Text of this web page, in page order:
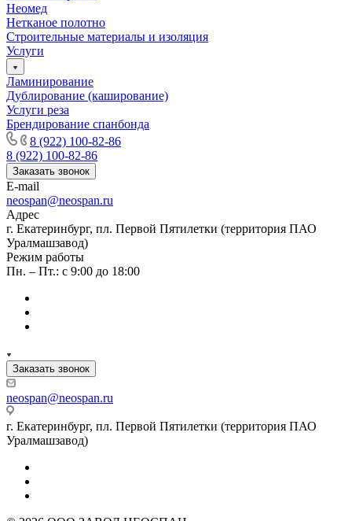
Нeомед
Нетканое полотно
Строительные материалы и изоляция
Услуги
Ламинирование
Дублирование (каширование)
Услуги реза
Брендирование спанбонда
8 (922) 100-82-86
8 (922) 100-82-86
Заказать звонок
E-mail
neospan@neospan.ru
Адрес
г. Екатеринбург, пл. Первой Пятилетки (территория ПАО
Уралмашзавод)
Режим работы
Пн. – Пт.: с 9:00 до 18:00
Заказать звонок
neospan@neospan.ru
г. Екатеринбург, пл. Первой Пятилетки (территория ПАО
Уралмашзавод)